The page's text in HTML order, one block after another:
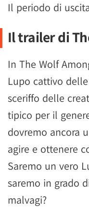
Il periodo di
Il trailer di
In The Wolf
Lupo cattivo
sceriffo delle
tipico per il
dovremo ancora
agire e ottenere
Saremo un vero
saremo in grado
malvagi?